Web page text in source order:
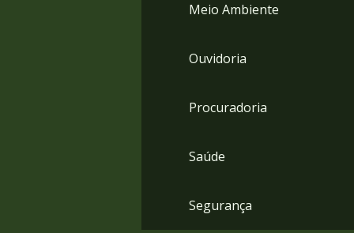
Meio Ambiente
Ouvidoria
Procuradoria
Saúde
Segurança